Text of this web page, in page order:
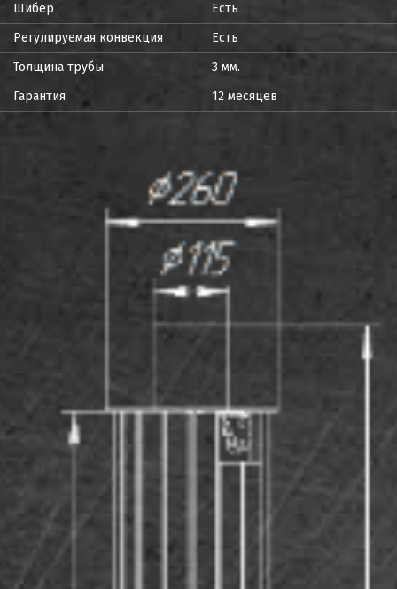
Шибер
Есть
Регулируемая конвекция
Есть
Толщина трубы
3 мм.
Гарантия
12 месяцев